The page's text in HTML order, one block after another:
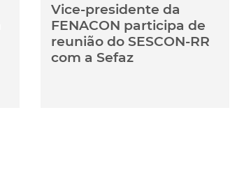
Vice-presidente da
FENACON participa de
reunião do SESCON-RR
com a Sefaz